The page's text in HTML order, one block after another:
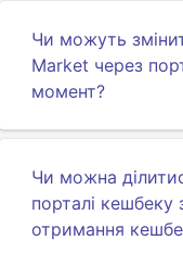
Чи можуть
Market через
момент?
Чи можна
порталі
отримання